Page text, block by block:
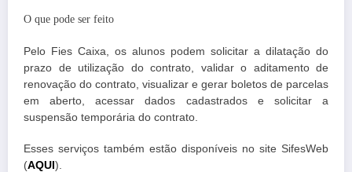
O que pode ser feito
Pelo Fies Caixa, os alunos podem solicitar a dilatação do
prazo de utilização do contrato, validar o aditamento de
renovação do contrato, visualizar e gerar boletos de parcelas
em aberto, acessar dados cadastrados e solicitar a
suspensão temporária do contrato.
Esses serviços também estão disponíveis no site SifesWeb
(AQUI ).